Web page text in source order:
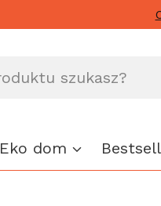
Eko dom